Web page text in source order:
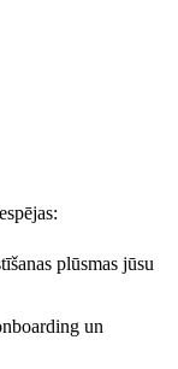
plūsmas jūsu
un